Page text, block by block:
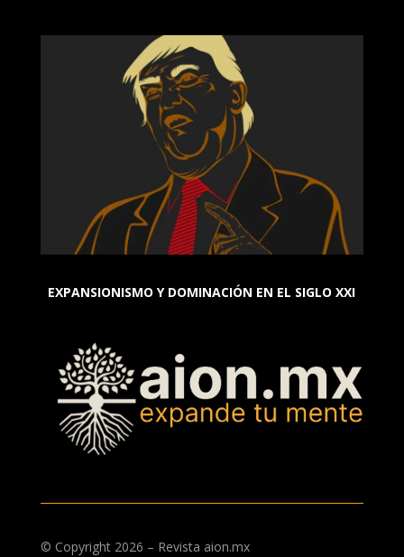
EXPANSIONISMO Y DOMINACIÓN EN EL SIGLO XXI
© Copyright 2026 – Revista aion.mx